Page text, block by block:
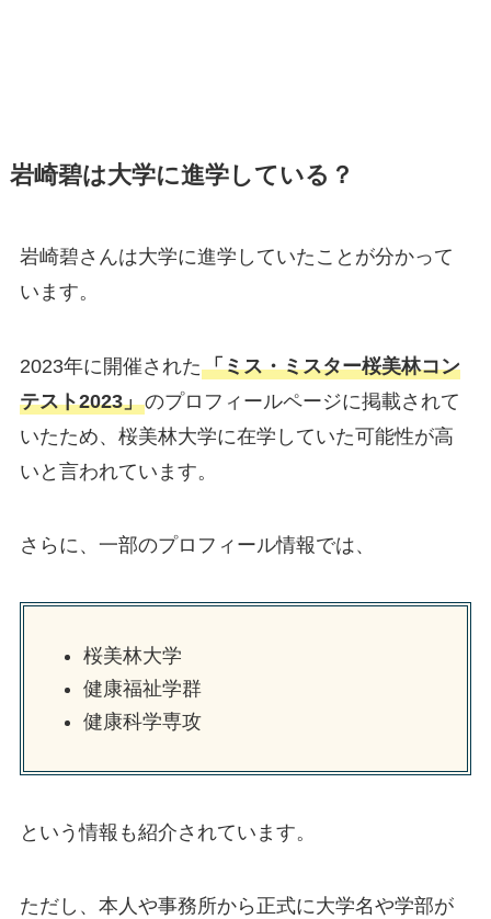
岩崎碧は大学に進学している？
岩崎碧さんは大学に進学していたことが分かって
います。
2023年に開催された「ミス・ミスター桜美林コン
テスト2023」のプロフィールページに掲載されて
いたため、桜美林大学に在学していた可能性が高
いと言われています。
さらに、一部のプロフィール情報では、
桜美林大学
健康福祉学群
健康科学専攻
という情報も紹介されています。
ただし、本人や事務所から正式に大学名や学部が